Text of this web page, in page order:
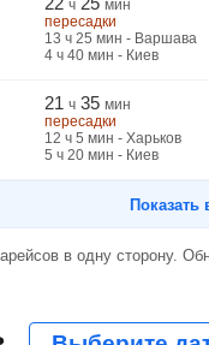
ч
мин
пересадки
13 ч 25 мин - Варшава
4 ч 40 мин - Киев
21 ч 35 мин
пересадки
12 ч 5 мин - Харьков
5 ч 20 мин - Киев
Показать
в одну сторону.